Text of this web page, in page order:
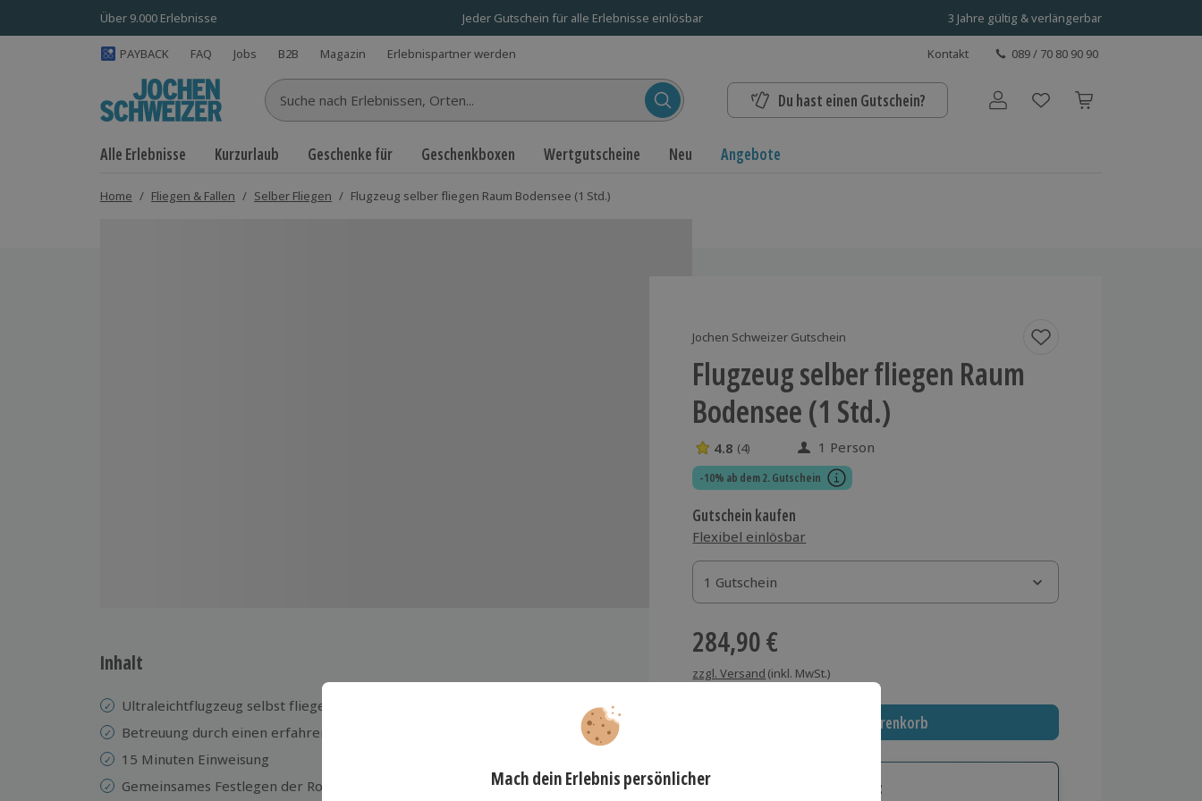
Über 9.000 Erlebnisse Jeder Gutschein für alle Erlebnisse einlösbar 3 Jahre gültig & verlängerbar
PAYBACK FAQ Jobs B2B Magazin Erlebnispartner werden Kontakt 089 / 70 80 90 90
Suche nach Erlebnissen... Du hast einen Gutschein? Benutzerkonto
Alle Erlebnisse Kurzurlaub Geschenke für Geschenkboxen Wertgutscheine Neu Angebote
Home / Fliegen & Fallen / Selber Fliegen / Flugzeug selber fliegen Raum Bodensee (1 Std.)
Jochen Schweizer Gutschein
Flugzeug selber fliegen Raum
Bodensee (1 Std.)
4.8 Sterne von 5 aus 4 Bewertungen
4.8 (4) 1 Person
-10% ab dem 2. Gutschein
Gutschein kaufen
Flexibel einlösbar
1 Gutschein
1 Gutschein
1 Gutschein
284,90 €
zzgl. Versand (inkl. MwSt.)
In den Warenkorb
Immer das richtige Geschenk:
Inhalt
Ultraleichtflugzeug selbst fliegen
Betreuung durch einen erfahrenen Piloten der Flugschule
15 Minuten Einweisung
Gemeinsames Festlegen der Route